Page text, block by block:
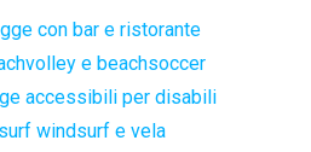
con bar e ristorante
e beachsoccer
accessibili per disabili
windsurf e vela